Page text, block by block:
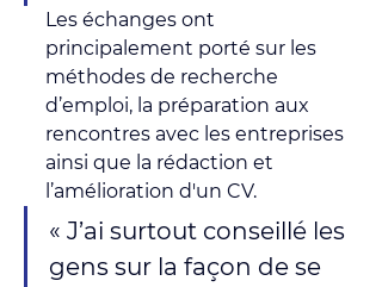
Les échanges ont
principalement porté sur les
méthodes de recherche
d’emploi, la préparation aux
rencontres avec les entreprises
ainsi que la rédaction et
l’amélioration d'un CV.
« J’ai surtout conseillé les
gens sur la façon de se